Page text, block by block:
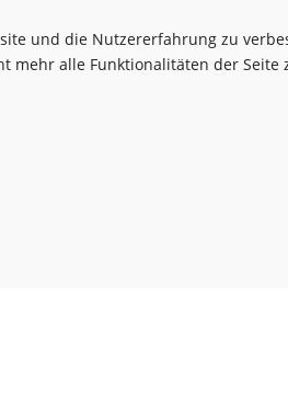
und die Nutzererfahrung zu
mehr alle Funktionalitäten der Seite